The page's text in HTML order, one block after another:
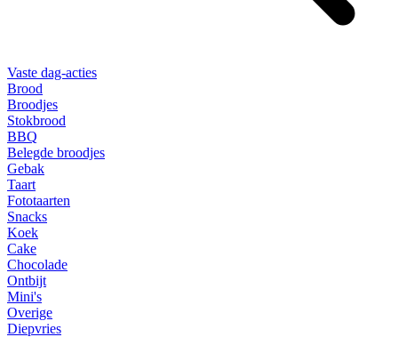
Vaste dag-acties
Brood
Broodjes
Stokbrood
BBQ
Belegde broodjes
Gebak
Taart
Fototaarten
Snacks
Koek
Cake
Chocolade
Ontbijt
Mini's
Overige
Diepvries